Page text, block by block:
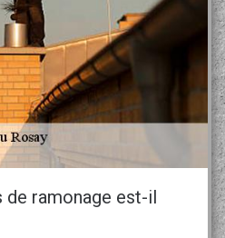
de ramonage est-il